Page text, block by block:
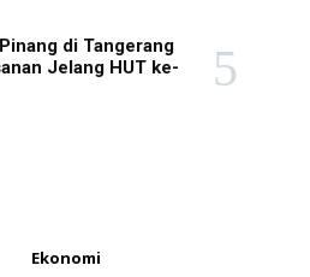
di Tangerang
Jelang HUT ke-
Ekonomi